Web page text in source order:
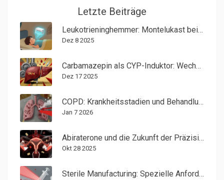
Letzte Beiträge
Leukotrieninghemmer: Montelukast bei allergischen Atemwegserkrankungen
Dez 8 2025
Carbamazepin als CYP-Induktor: Wechselwirkungen mit verschiedenen Arzneimittelklassen
Dez 17 2025
COPD: Krankheitsstadien und Behandlungsmöglichkeiten erklärt
Jan 7 2026
Abiraterone und die Zukunft der Präzisionsmedizin bei Prostatakrebs
Okt 28 2025
Sterile Manufacturing: Spezielle Anforderungen an injizierbare Arzneimittel